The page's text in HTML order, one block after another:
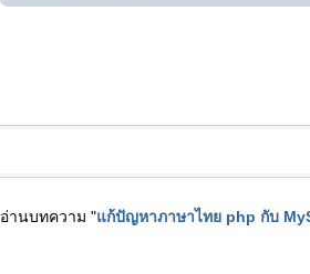
อ่านบทความ "แก้ปัญหาภาษาไทย php กับ